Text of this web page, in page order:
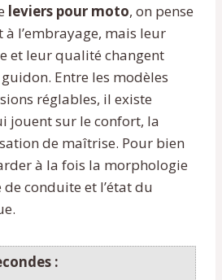
leviers pour moto, on pense
l’embrayage, mais leur
et leur qualité changent
Entre les modèles
réglables, il existe
jouent sur le confort, la
de maîtrise. Pour bien
à la fois la morphologie
conduite et l’état du
: